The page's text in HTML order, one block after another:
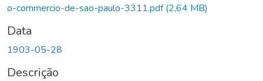
o-commercio-de-sao-paulo-3311.pdf(2,64 MB)
Data
1903-05-28
Descrição